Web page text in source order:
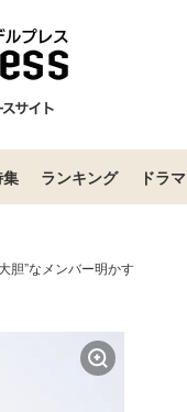
ランキング ドラマ
胆”なメンバー明かす